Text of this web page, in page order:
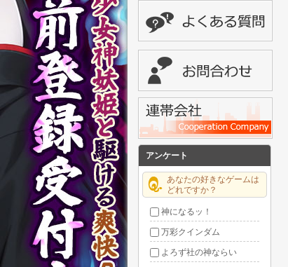
アンケート
あなたの好きなゲームは
どれですか？
神になるッ！
万彩クインダム
よろず社の神ならい